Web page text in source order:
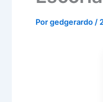
Porgedgerardo /